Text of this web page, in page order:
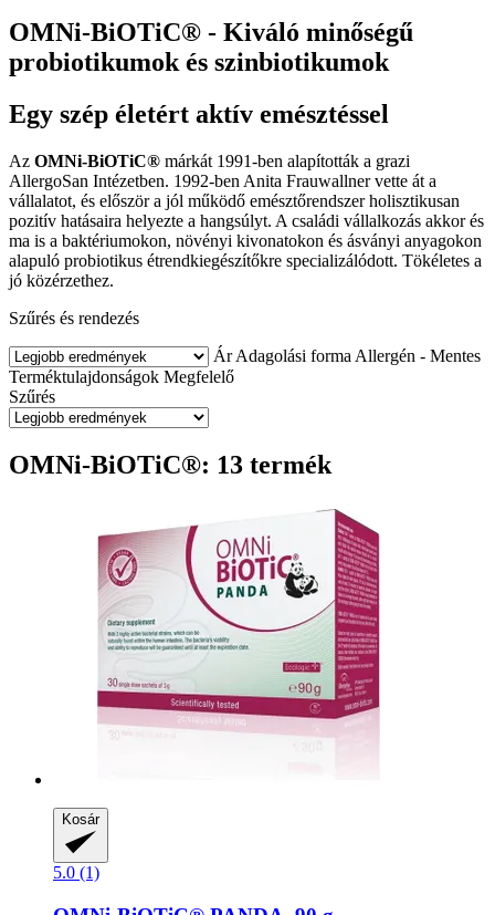
OMNi-BiOTiC® - Kiváló minőségű
probiotikumok és szinbiotikumok
Egy szép életért aktív emésztéssel
Az OMNi-BiOTiC® márkát 1991-ben alapították a grazi
AllergoSan Intézetben. 1992-ben Anita Frauwallner vette át a
vállalatot, és először a jól működő emésztőrendszer holisztikusan
pozitív hatásaira helyezte a hangsúlyt. A családi vállalkozás akkor és
ma is a baktériumokon, növényi kivonatokon és ásványi anyagokon
alapuló probiotikus étrendkiegészítőkre specializálódott. Tökéletes a
jó közérzethez.
Szűrés és rendezés
Ár Adagolási forma Allergén - Mentes
Terméktulajdonságok Megfelelő
Szűrés
OMNi-BiOTiC®: 13 termék
Kosár
5.0 (1)